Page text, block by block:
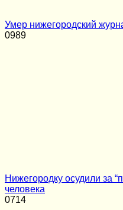
Умер нижегородский
0989
Нижегородку осудили за
человека
0714